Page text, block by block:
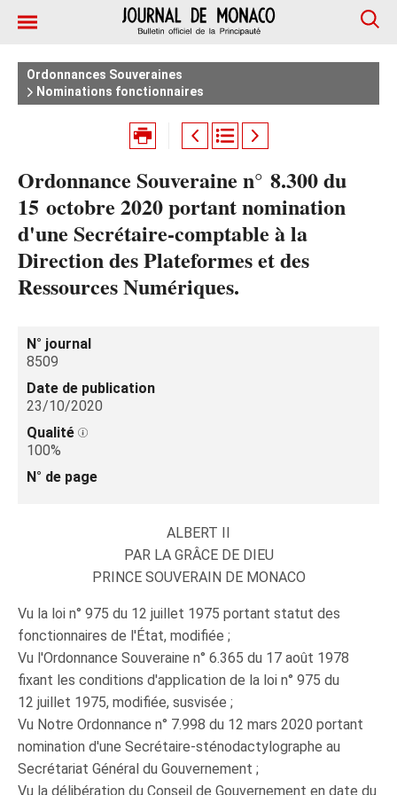
Ordonnances Souveraines
Nominations fonctionnaires
Ordonnance Souveraine n° 8.300 du
15 octobre 2020 portant nomination
d'une Secrétaire-comptable à la
Direction des Plateformes et des
Ressources Numériques.
N° journal
8509
Date de publication
23/10/2020
Qualité
100%
N° de page
ALBERT II
PAR LA GRÂCE DE DIEU
PRINCE SOUVERAIN DE MONACO
Vu la loi n° 975 du 12 juillet 1975 portant statut des
fonctionnaires de l'État, modifiée ;
Vu l'Ordonnance Souveraine n° 6.365 du 17 août 1978
fixant les conditions d'application de la loi n° 975 du
12 juillet 1975, modifiée, susvisée ;
Vu Notre Ordonnance n° 7.998 du 12 mars 2020 portant
nomination d'une Secrétaire-sténodactylographe au
Secrétariat Général du Gouvernement ;
Vu la délibération du Conseil de Gouvernement en date du